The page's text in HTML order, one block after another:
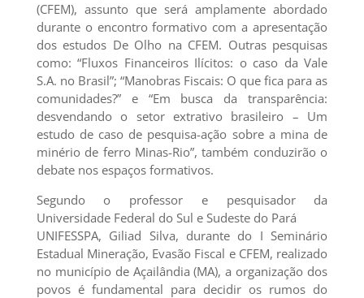
(CFEM), assunto que será amplamente abordado
durante o encontro formativo com a apresentação
dos estudos De Olho na CFEM. Outras pesquisas
como: “Fluxos Financeiros Ilícitos: o caso da Vale
S.A. no Brasil”; “Manobras Fiscais: O que fica para as
comunidades?” e “Em busca da transparência:
desvendando o setor extrativo brasileiro – Um
estudo de caso de pesquisa-ação sobre a mina de
minério de ferro Minas-Rio”, também conduzirão o
debate nos espaços formativos.
Segundo o professor e pesquisador da
Universidade Federal do Sul e Sudeste do Pará
UNIFESSPA, Giliad Silva, durante do I Seminário
Estadual Mineração, Evasão Fiscal e CFEM, realizado
no município de Açailândia (MA), a organização dos
povos é fundamental para decidir os rumos do